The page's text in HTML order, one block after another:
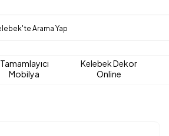
Tamamlayıcı
Mobilya
Kelebek Dekor
Online